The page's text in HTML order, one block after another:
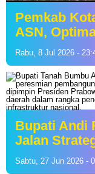
Pemkab
ASN,
Rabu, 8 Jul 2026 -
Bupati Andi
Jalan
Sabtu, 27 Jun 2026 -